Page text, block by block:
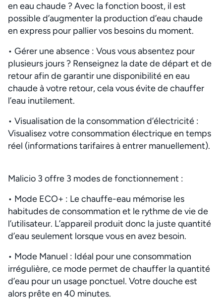
en eau chaude ? Avec la fonction boost, il est
possible d’augmenter la production d’eau chaude
en express pour pallier vos besoins du moment.
• Gérer une absence : Vous vous absentez pour
plusieurs jours ? Renseignez la date de départ et de
retour afin de garantir une disponibilité en eau
chaude à votre retour, cela vous évite de chauffer
l’eau inutilement.
• Visualisation de la consommation d’électricité :
Visualisez votre consommation électrique en temps
réel (informations tarifaires à entrer manuellement).
Malicio 3 offre 3 modes de fonctionnement :
• Mode ECO+ : Le chauffe-eau mémorise les
habitudes de consommation et le rythme de vie de
l’utilisateur. L’appareil produit donc la juste quantité
d’eau seulement lorsque vous en avez besoin.
• Mode Manuel : Idéal pour une consommation
irrégulière, ce mode permet de chauffer la quantité
d’eau pour un usage ponctuel. Votre douche est
alors prête en 40 minutes.